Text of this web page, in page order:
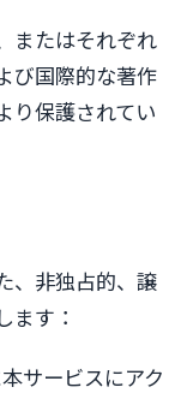
またはそれぞれ
び国際的な著作
り保護されてい
、非独占的、譲
ます：
サービスにアク